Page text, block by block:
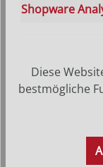
Shopware
Diese
bestmögliche